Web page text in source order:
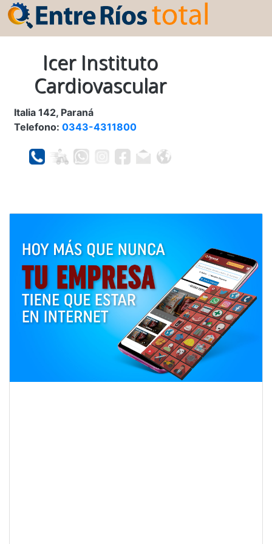
Icer Instituto
Cardiovascular
Italia 142, Paraná
Telefono: 0343-4311800